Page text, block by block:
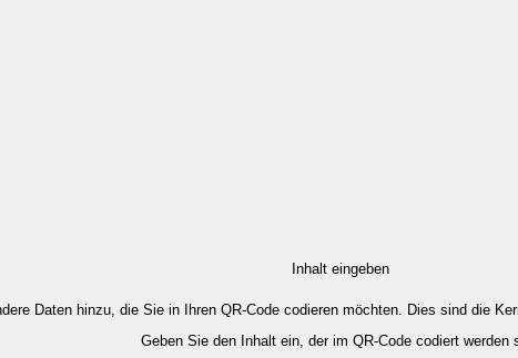
Inhalt eingeben
Daten hinzu, die Sie in Ihren QR-Code codieren möchten. Dies sind die
Geben Sie den Inhalt ein, der im QR-Code codiert werden